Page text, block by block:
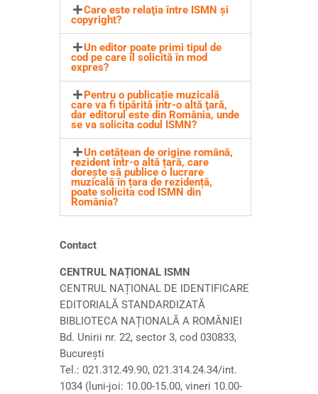
Care este relaţia între ISMN şi
copyright?
Un editor poate primi tipul de
cod pe care îl solicită în mod
expres?
Pentru o publicație muzicală
care va fi tipărită într-o altă ţară,
dar editorul este din România, unde
se va solicita codul ISMN?
Un cetățean de origine română,
rezident într-o altă țară, care
dorește să publice o lucrare
muzicală în țara de rezidență,
poate solicita cod ISMN din
România?
Contact
CENTRUL NAȚIONAL ISMN
CENTRUL NAȚIONAL DE IDENTIFICARE
EDITORIALĂ STANDARDIZATĂ
BIBLIOTECA NAȚIONALĂ A ROMÂNIEI
Bd. Unirii nr. 22, sector 3, cod 030833,
Bucureşti
Tel.: 021.312.49.90, 021.314.24.34/int.
1034 (luni-joi: 10.00-15.00, vineri 10.00-